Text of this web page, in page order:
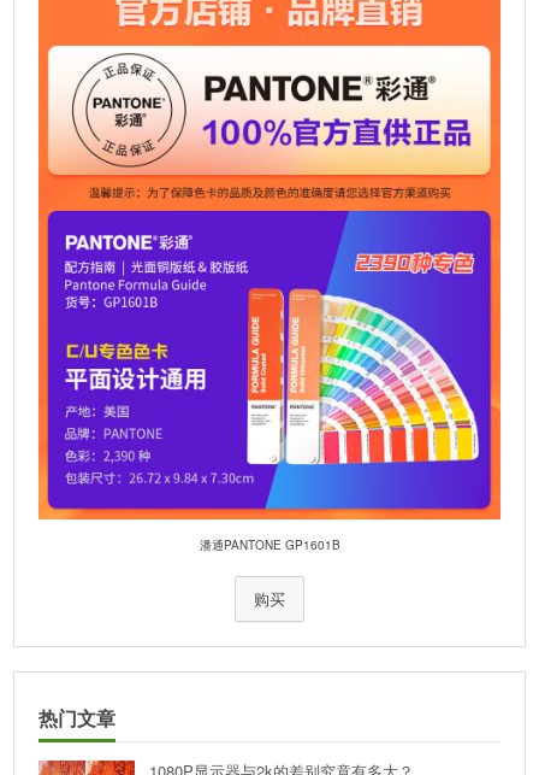
潘通PANTONE GP1601B
购买
热门文章